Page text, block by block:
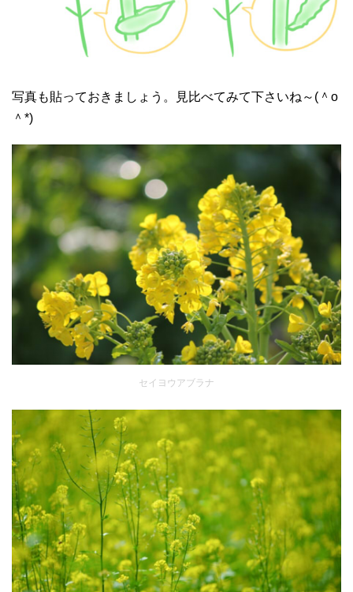
写真も貼っておきましょう。見比べてみて下さいね～(＾o
＾*)
セイヨウアブラナ